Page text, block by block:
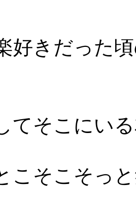
好きだった
てそこにい
こそこそっ